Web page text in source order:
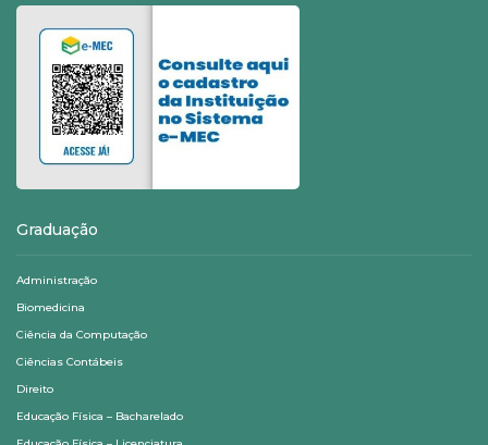
Graduação
Administração
Biomedicina
Ciência da Computação
Ciências Contábeis
Direito
Educação Física – Bacharelado